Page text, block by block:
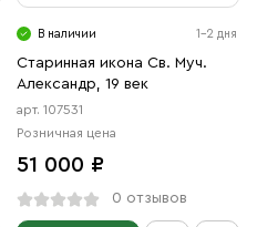
В наличии 1-2 дня
Старинная икона Св. Муч.
Александр, 19 век
арт. 107531
Розничная цена
51 000 ₽
0 отзывов